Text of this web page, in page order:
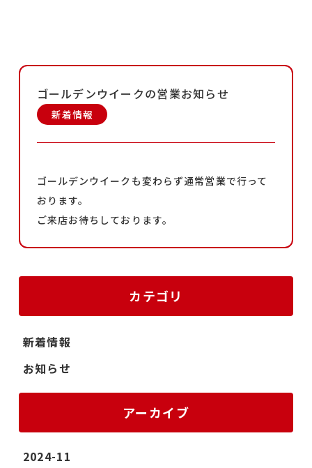
ゴールデンウイークの営業お知らせ
新着情報
ゴールデンウイークも変わらず通常営業で行って
おります。
ご来店お待ちしております。
カテゴリ
新着情報
お知らせ
アーカイブ
2024-11